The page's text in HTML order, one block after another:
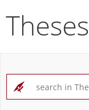
Theses